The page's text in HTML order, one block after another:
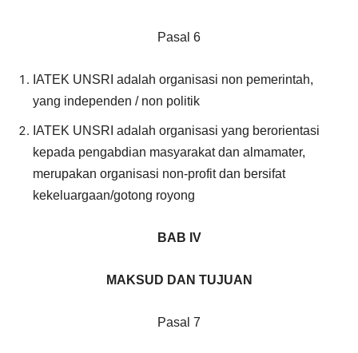
Pasal 6
IATEK UNSRI adalah organisasi non pemerintah,
yang independen / non politik
IATEK UNSRI adalah organisasi yang berorientasi
kepada pengabdian masyarakat dan almamater,
merupakan organisasi non-profit dan bersifat
kekeluargaan/gotong royong
BAB IV
MAKSUD DAN TUJUAN
Pasal 7